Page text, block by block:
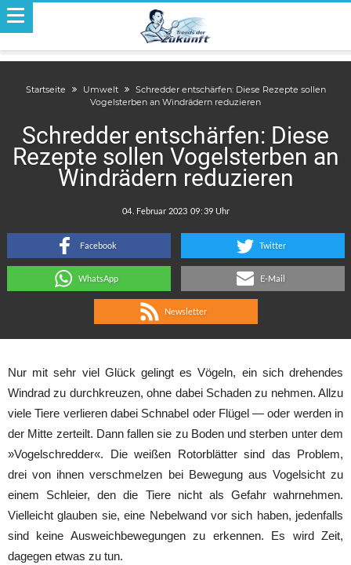
Startseite Umwelt
Schredder entschärfen: Diese Rezepte sollen
Vogelsterben an Windrädern reduzieren
Schredder entschärfen: Diese
Rezepte sollen Vogelsterben an
Windrädern reduzieren
:
Facebook Twitter
WhatsApp E-Mail
Newsletter
Nur mit sehr viel Glück gelingt es Vögeln, ein sich drehendes
Windrad zu durchkreuzen, ohne dabei Schaden zu nehmen. Allzu
viele Tiere verlieren dabei Schnabel oder Flügel — oder werden in
der Mitte zerteilt. Dann fallen sie zu Boden und sterben unter dem
»Vogelschredder«. Die weißen Rotorblätter sind das Problem,
drei von ihnen verschmelzen bei Bewegung aus Vogelsicht zu
einem Schleier, den die Tiere nicht als Gefahr wahrnehmen.
Vielleicht glauben sie, eine Nebelwand vor sich haben, jedenfalls
sind keine Ausweichbewegungen zu erkennen. Es wird Zeit,
dagegen etwas zu tun.